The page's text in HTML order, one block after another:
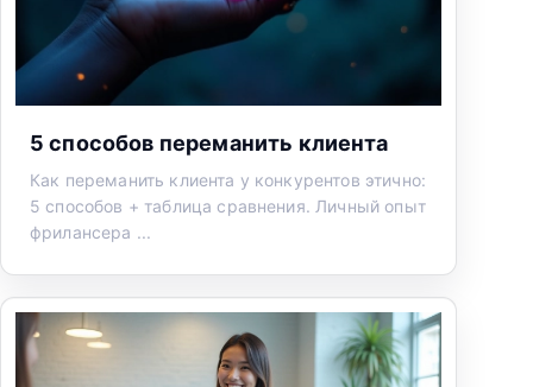
5 способов переманить клиента
Как переманить клиента у конкурентов этично:
5 способов + таблица сравнения. Личный опыт
фрилансера ...